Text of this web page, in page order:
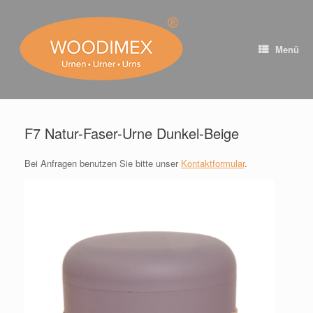
springen
Menü
F7 Natur-Faser-Urne Dunkel-Beige
Bei Anfragen benutzen Sie bitte unser Kontaktformular.